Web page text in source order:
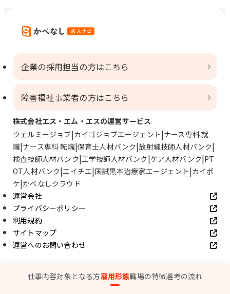
仕事内容対象となる方雇用形態職場の特徴選考の流れ
企業の採用担当の方はこちら
障害福祉事業者の方はこちら
株式会社エス・エム・エスの運営サービス
ウェルミージョブ カイゴジョブエージェント ナース専科 就
職 ナース専科 転職 保育士人材バンク 放射線技師人材バンク
検査技師人材バンク 工学技師人材バンク ケア人材バンク PT
OT人材バンク エイチエ 国試黒本治療家エージェント カイポ
ケ かべなしクラウド
運営会社
プライバシーポリシー
利用規約
サイトマップ
運営へのお問い合わせ